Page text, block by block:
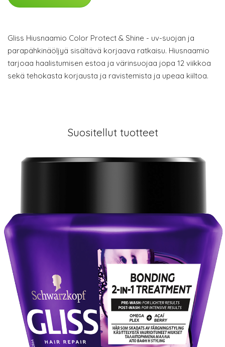
Gliss Hiusnaamio Color Protect & Shine - uv-suojan ja
parapähkinäöljyä sisältävä korjaava ratkaisu. Hiusnaamio
tarjoaa haalistumisen estoa ja värinsuojaa jopa 12 viikkoa
sekä tehokasta korjausta ja ravistemista ja upeaa kiiltoa.
Suositellut tuotteet